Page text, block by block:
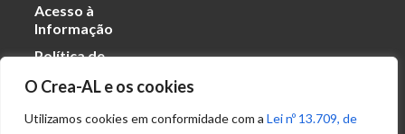
O Crea-AL e os cookies
Utilizamos cookies em conformidade com a Lei nº 13.709, de
Acesso à
Informação
Política de
Dados